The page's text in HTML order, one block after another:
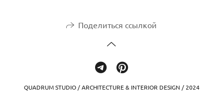
Поделиться ссылкой
QUADRUM STUDIO / ARCHITECTURE & INTERIOR DESIGN / 2024